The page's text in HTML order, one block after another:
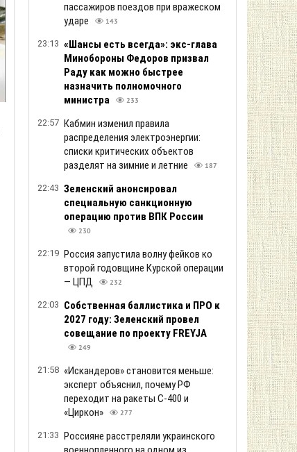
пассажиров поездов при вражеском
ударе
143
23:13 «Шансы есть всегда»: экс-глава
Минобороны Федоров призвал
Раду как можно быстрее
назначить полномочного
министра
233
22:57 Кабмин изменил правила
распределения электроэнергии:
списки критических объектов
разделят на зимние и летние
187
22:43 Зеленский анонсировал
специальную санкционную
операцию против ВПК России
230
22:19 Россия запустила волну фейков ко
второй годовщине Курской операции
— ЦПД
232
22:03 Собственная баллистика и ПРО к
2027 году: Зеленский провел
совещание по проекту FREYJA
249
21:58 «Искандеров» становится меньше:
эксперт объяснил, почему РФ
переходит на ракеты С-400 и
«Циркон»
277
21:33 Россияне расстреляли украинского